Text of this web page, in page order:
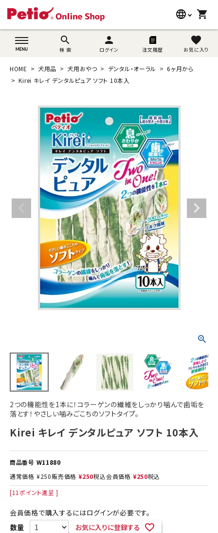
language
wovn-lang-name
shopping_cart
search
検 索
person
ログイン 注文履歴
favorite
お気に入り
search
猫用品
ブランド別に探す
目的別に探す
ご利用案内
ACCOUNT MENU
ようこそ ゲスト 様
ログイン person 新規会員登録
HOME 犬用品 犬用おやつ デンタル・オーラル
6ヶ月から
Kirei キレイ デンタルピュア ソフト 10本入
2つの機能性を1本に！コラーゲンの繊維をしっかり噛んで歯垢を
落とす！やさしい噛みごこちのソフトタイプ。
Kirei キレイ デンタルピュア ソフト 10本入
商品番号 W11880
通常価格 ¥250販売価格 ¥250税込会員価格 ¥250税込
[11ポイント進呈 ]
会員価格で購入するにはログインが必要です。
お気に入りに登録する